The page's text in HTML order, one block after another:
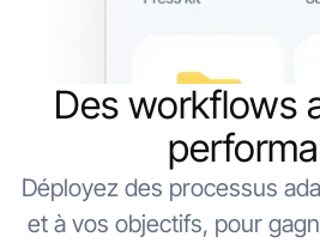
Des workflows
Déployez des processus
et à vos objectifs, pour